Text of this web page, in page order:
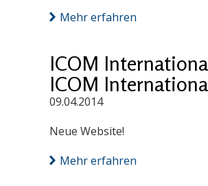
Mehr erfahren
ICOM
ICOM
09.04.2014
Neue Website!
Mehr erfahren